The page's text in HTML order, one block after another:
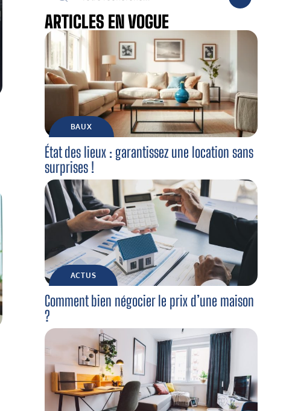
ARTICLES EN VOGUE
BAUX
État des lieux : garantissez une location sans
surprises !
ACTUS
Comment bien négocier le prix d’une maison
?